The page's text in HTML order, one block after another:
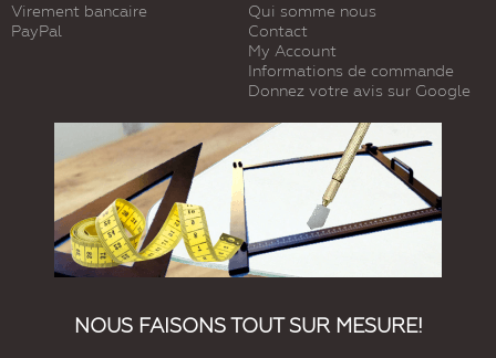
Virement bancaire
PayPal
Qui somme nous
Contact
My Account
Informations de commande
Donnez votre avis sur Google
NOUS FAISONS TOUT SUR MESURE!